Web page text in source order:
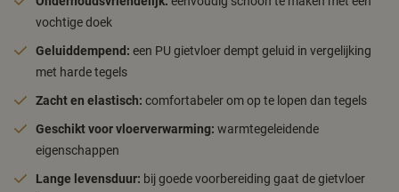
vochtige doek
Geluiddempend: een PU gietvloer dempt geluid in vergelijking
met harde tegels
Zacht en elastisch: comfortabeler om op te lopen dan tegels
Geschikt voor vloerverwarming: warmtegeleidende
eigenschappen
Lange levensduur: bij goede voorbereiding gaat de gietvloer